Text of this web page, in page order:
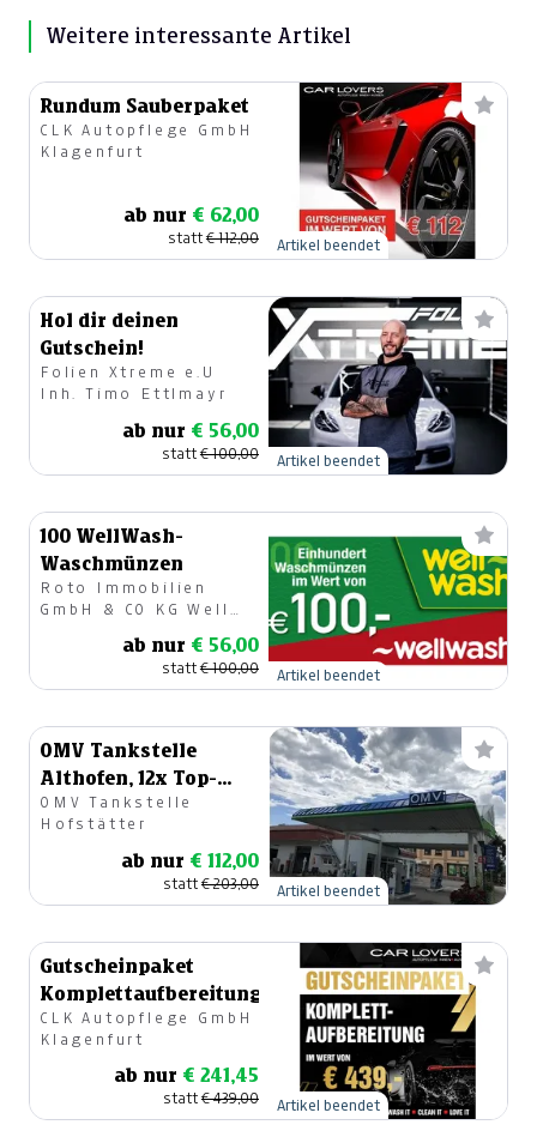
Weitere interessante Artikel
Rundum Sauberpaket
CLK Autopflege GmbH
Klagenfurt
ab nur € 62,00
statt€ 112,00 Artikel beendet
Hol dir deinen
Gutschein!
Folien Xtreme e.U
Inh. Timo Ettlmayr
ab nur € 56,00
statt€ 100,00 Artikel beendet
100 WellWash-
Waschmünzen
Roto Immobilien
GmbH & CO KG Well
ab nur € 56,00
statt€ 100,00 Artikel beendet
OMV Tankstelle
Althofen, 12x Top-
Wash
OMV Tankstelle
Hofstätter
ab nur € 112,00
statt€ 203,00 Artikel beendet
Gutscheinpaket
Komplettaufbereitung
CLK Autopflege GmbH
Klagenfurt
ab nur € 241,45
statt€ 439,00 Artikel beendet